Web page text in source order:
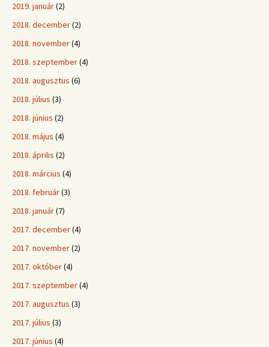
2019. január(2)
2018. december(2)
2018. november(4)
2018. szeptember(4)
2018. augusztus (6)
2018. július (3)
2018. június (2)
2018. május (4)
2018. április (2)
2018. március (4)
2018. február(3)
2018. január(7)
2017. december(4)
2017. november(2)
2017. október(4)
2017. szeptember(4)
2017. augusztus (3)
2017. július (3)
2017. június (4)